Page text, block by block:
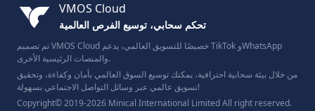
VMOS Cloud
تحكم سحابي، توسيع الفرص العالمية
تم تصميم VMOS Cloud خصيصًا للتسويق العالمي، يدعم TikTok وWhatsApp
والمنصات الرئيسية الأخرى.
من خلال بيئة سحابية احترافية، يمكنك توسيع السوق العالمي بأمان وكفاءة، وتحقيق
تسويق عالمي عبر وسائل التواصل الاجتماعي بسهولة!
Copyright© 2019-2026 Minical International Limited All right reserved.